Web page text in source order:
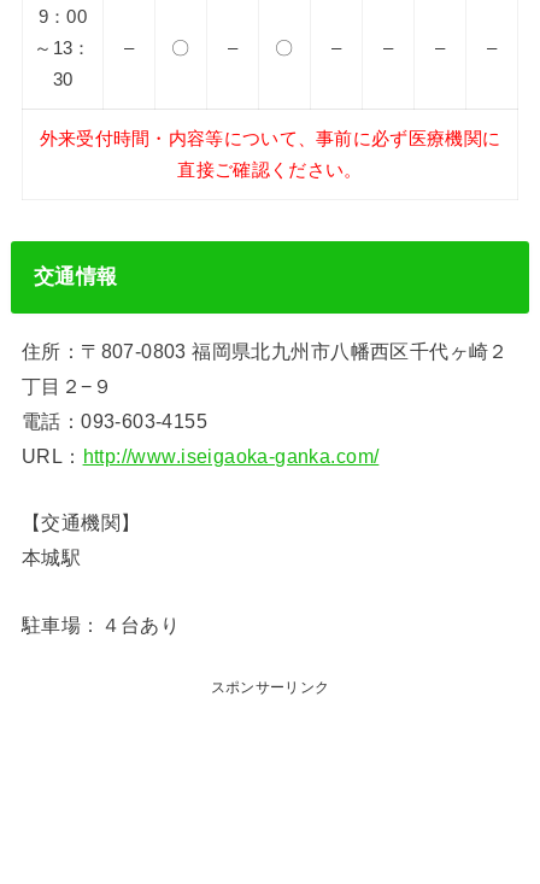
9：00
～13：
30
– 〇 – 〇 – – – –
外来受付時間・内容等について、事前に必ず医療機関に
直接ご確認ください。
交通情報
住所：〒807-0803 福岡県北九州市八幡西区千代ヶ崎２
丁目２−９
電話：093-603-4155
URL： http://www.iseigaoka-ganka.com/
【交通機関】
本城駅
駐車場：４台あり
スポンサーリンク